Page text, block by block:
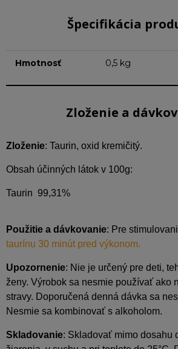
Špecifikácia
Hmotnosť 0,5 kg
Zloženie a
Zloženie: Taurin, oxid kremičitý.
Obsah účinných látok v 100g:
Taurin 99,31%
Použitie a dávkovanie: Pre
taurínu 30 minút pred výkonom.
Upozornenie: Nie je určený pre deti,
ženy. Výrobok sa nesmie používať ako
stravy. Doporučená denná dávka sa
Nesmie sa kombinovať s alkoholom.
Skladovanie: Skladovať mimo dosahu